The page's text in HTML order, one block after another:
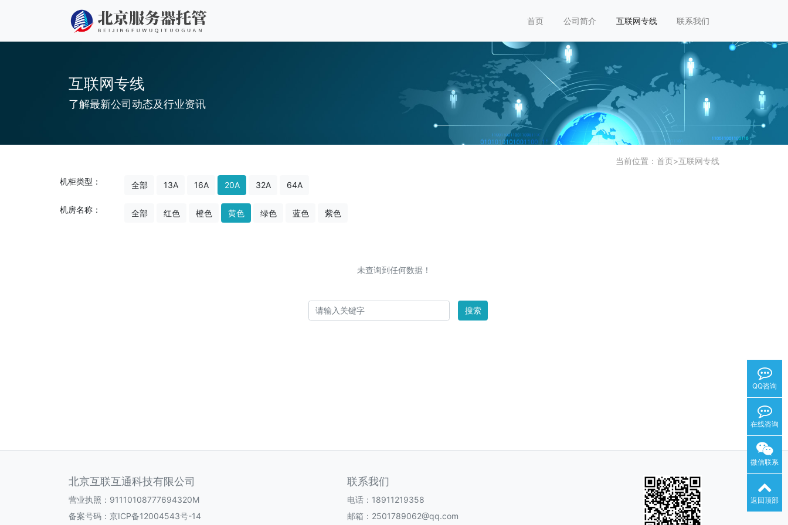
首页 公司简介 互联网专线 联系我们
互联网专线
了解最新公司动态及行业资讯
当前位置： 首页>互联网专线
机柜类型： 全部 13A 16A 20A 32A 64A
机房名称： 全部 红色 橙色 黄色 绿色 蓝色 紫色
未查询到任何数据！
搜索
北京互联互通科技有限公司
营业执照：91110108777694320M
备案号码： 京ICP备12004543号-14
联系我们
电话：18911219358
邮箱：2501789062@qq.com
QQ咨询
在线咨询
微信联系
返回顶部